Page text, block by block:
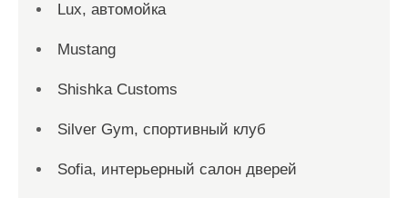
Lux, автомойка
Mustang
Shishka Customs
Silver Gym, спортивный клуб
Sofia, интерьерный салон дверей